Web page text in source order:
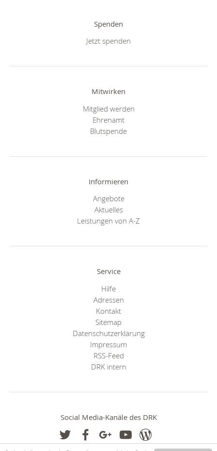
Spenden
Jetzt spenden
Mitwirken
Mitglied werden
Ehrenamt
Blutspende
Informieren
Angebote
Aktuelles
Leistungen von A-Z
Service
Hilfe
Adressen
Kontakt
Sitemap
Datenschutzerklärung
Impressum
RSS-Feed
DRK intern
Social Media-Kanäle des DRK